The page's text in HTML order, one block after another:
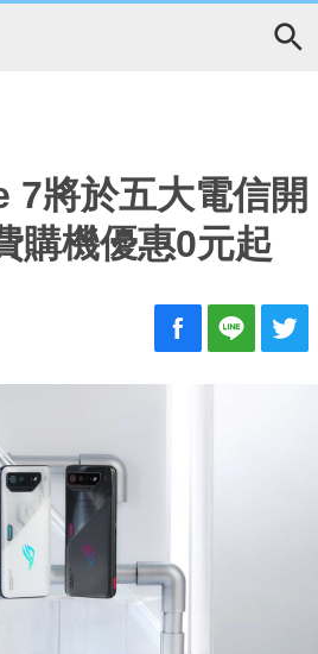
7將於五大電信開
購機優惠0元起